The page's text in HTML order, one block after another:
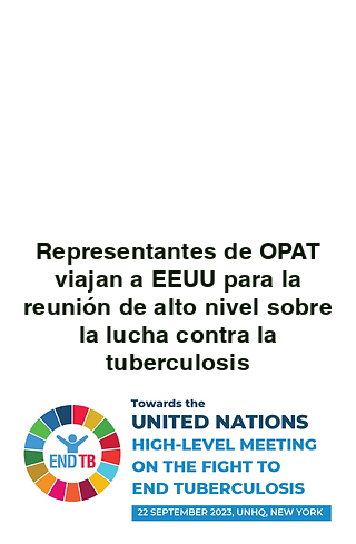
Representantes de OPAT
viajan a EEUU para la
reunión de alto nivel sobre
la lucha contra la
tuberculosis